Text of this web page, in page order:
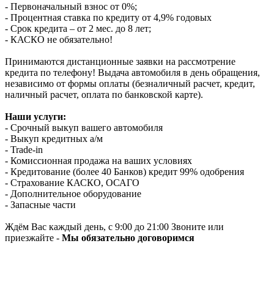
- Первоначальный взнос от 0%;
- Процентная ставка по кредиту от 4,9% годовых
- Срок кредита – от 2 мес. до 8 лет;
- КАСКО не обязательно!
Принимаются дистанционные заявки на рассмотрение
кредита по телефону! Выдача автомобиля в день обращения,
независимо от формы оплаты (безналичный расчет, кредит,
наличный расчет, оплата по банковской карте).
Наши услуги:
- Срочный выкуп вашего автомобиля
- Выкуп кредитных а/м
- Trade-in
- Комиссионная продажа на ваших условиях
- Кредитование (более 40 Банков) кредит 99% одобрения
- Страхование КАСКО, ОСАГО
- Дополнительное оборудование
- Запасные части
Ждём Вас каждый день, с 9:00 до 21:00 Звоните или
приезжайте - Мы обязательно договоримся